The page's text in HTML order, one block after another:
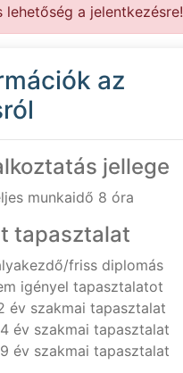
lehetőség a jelentkezésre!
az
jellege
munkaidő 8 óra
tapasztalat
friss diplomás
igényel tapasztalatot
év szakmai tapasztalat
év szakmai tapasztalat
év szakmai tapasztalat